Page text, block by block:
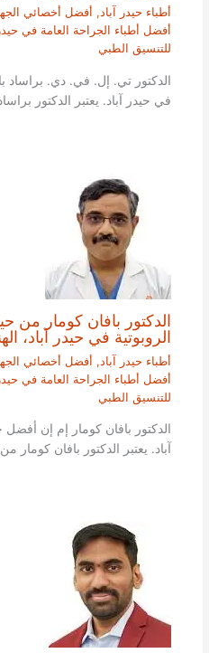
أطباء حيدر آباد, أفضل أخصائي
أفضل أطباء الجراحة العامة في حيدر
للتنسيق الطبي
الدكتور تي. إل. في. دي. براساد
في حيدر آباد. يعتبر الدكتور
الدكتور بافان كومار من
الروبوتية في حيدر آباد،
أطباء حيدر آباد , أفضل أخصائي
أفضل أطباء الجراحة العامة في حيدر
للتنسيق الطبي
الدكتور بافان كومار إم إن
آباد. يعتبر الدكتور بافان